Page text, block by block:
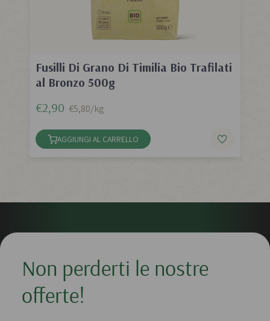
Fusilli Di Grano Di Timilia Bio Trafilati
al Bronzo 500g
€2,90 €5,80/kg
AGGIUNGI AL CARRELLO
Non perderti le nostre
offerte!